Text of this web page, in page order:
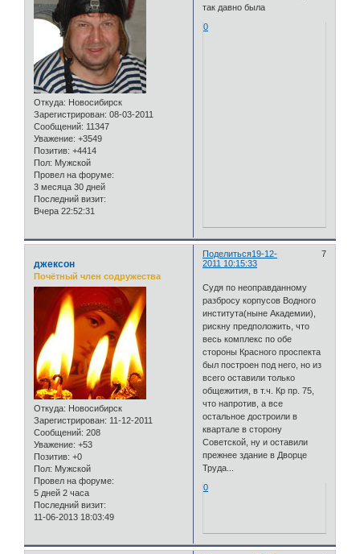
Откуда: Новосибирск
Зарегистрирован: 08-03-2011
Сообщений: 11347
Уважение: +3549
Позитив: +4414
Пол: Мужской
Провел на форуме:
3 месяца 30 дней
Последний визит:
Вчера 22:52:31
так давно была
0
Поделиться 7
19-12-
2011 10:15:33
джексон
Почётный член содружества
Откуда: Новосибирск
Зарегистрирован: 11-12-2011
Сообщений: 208
Уважение: +53
Позитив: +0
Пол: Мужской
Провел на форуме:
5 дней 2 часа
Последний визит:
11-06-2013 18:03:49
Судя по неоправданному
разбросу корпусов Водного
института(ныне Академии),
рискну предположить, что
весь комплекс по обе
стороны Красного проспекта
был построен под него, но из
всего оставили только
общежития, в т.ч. Кр пр. 75,
что напротив, а все
остальное достроили в
квартале в сторону
Советской, ну и оставили
прежнее здание в Дворце
Труда...
0